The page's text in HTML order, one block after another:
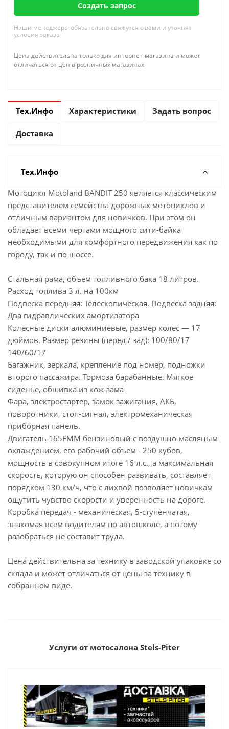
Создать запрос
Наши менеджеры обязательно свяжутся с вами и уточнят
условия заказа
Цена действительна только для интернет-магазина и может
отличаться от цен в розничных магазинах
Тех.Инфо Характеристики Задать вопрос
Доставка
Тех.Инфо
Мотоцикл Motoland BANDIT 250 является классическим
представителем семейства дорожных мотоциклов и
отличным вариантом для новичков. При этом он
обладает всеми чертами мощного сити-байка
необходимыми для комфортного передвижения как по
городу, так и по шоссе.
Стальная рама, объем топливного бака 18 литров.
Расход топлива 3 л. на 100км
Подвеска передняя: Телескопическая. Подвеска задняя:
Два гидравлических амортизатора
Колесные диски алюминиевые, размер колес — 17
дюймов. Размер резины (перед / зад): 100/80/17
140/60/17
Багажник, зеркала, крепление под номер, подножки
второго пассажира. Тормоза барабанные. Мягкое
сиденье, обшивка из кож-зама
Фара, электростартер, замок зажигания, АКБ,
поворотники, стоп-сигнал, электромеханическая
приборная панель.
Двигатель 165FMM бензиновый с воздушно-масляным
охлаждением, его рабочий объем - 250 кубов,
мощность в совокупном итоге 16 л.с., а максимальная
скорость, которую он способен развивать, составляет
порядком 130 км/ч, что с лихвой позволяет новичкам
ощутить чувство скорости и уверенность на дороге.
Коробка передач - механическая, 5-ступенчатая,
знакомая всем водителям по автошколе, а потому
разобраться не составит труда.
Цена действительна за технику в заводской упаковке со
склада и может отличаться от цены за технику в
собранном виде.
Услуги от мотосалона Stels-Piter